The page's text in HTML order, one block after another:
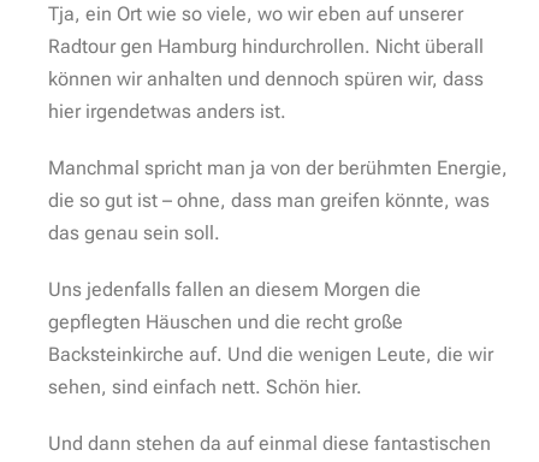
Tja, ein Ort wie so viele, wo wir eben auf unserer
Radtour gen Hamburg hindurchrollen. Nicht überall
können wir anhalten und dennoch spüren wir, dass
hier irgendetwas anders ist.
Manchmal spricht man ja von der berühmten Energie,
die so gut ist – ohne, dass man greifen könnte, was
das genau sein soll.
Uns jedenfalls fallen an diesem Morgen die
gepflegten Häuschen und die recht große
Backsteinkirche auf. Und die wenigen Leute, die wir
sehen, sind einfach nett. Schön hier.
Und dann stehen da auf einmal diese fantastischen